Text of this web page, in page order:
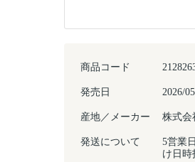
商品コード
発売日 2026/
産地／メーカー 株式会
発送について
5営業
け日時